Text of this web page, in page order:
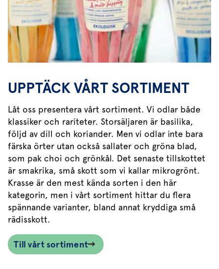
UPPTÄCK VÅRT SORTIMENT
Låt oss presentera vårt sortiment. Vi odlar både
klassiker och rariteter. Storsäljaren är basilika,
följd av dill och koriander. Men vi odlar inte bara
färska örter utan också sallater och gröna blad,
som pak choi och grönkål. Det senaste tillskottet
är smakrika, små skott som vi kallar mikrogrönt.
Krasse är den mest kända sorten i den här
kategorin, men i vårt sortiment hittar du flera
spännande varianter, bland annat kryddiga små
rädisskott.
Till vårt sortiment